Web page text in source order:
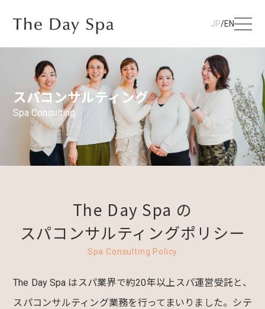
JP/EN
スパコンサルティング
Spa Consulting
The Day Spa の
スパコンサルティングポリシー
Spa Consulting Policy
The Day Spa はスパ業界で約20年以上スパ運営受託と、
スパコンサルティング業務を行ってまいりました。シテ